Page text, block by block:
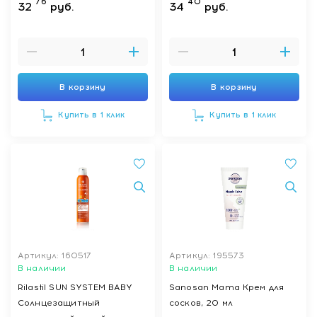
32 руб.
В корзину
Купить в 1 клик
34 руб.
В корзину
Купить в 1 клик
Артикул: 160517
В наличии
Rilastil SUN SYSTEM BABY
Солнцезащитный
Артикул: 195573
В наличии
Sanosan Mama Крем для
сосков, 20 мл